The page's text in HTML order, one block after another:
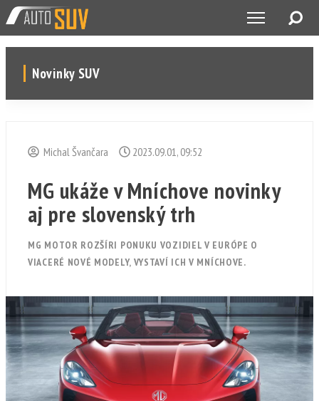
Novinky SUV
Michal Švančara 2023.09.01, 09:52
MG ukáže v Mníchove novinky
aj pre slovenský trh
MG MOTOR ROZŠÍRI PONUKU VOZIDIEL V EURÓPE O
VIACERÉ NOVÉ MODELY, VYSTAVÍ ICH V MNÍCHOVE.